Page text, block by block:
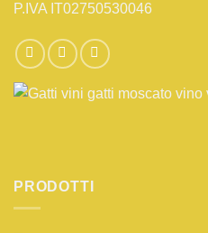
P.IVA IT02750530046
PRODOTTI